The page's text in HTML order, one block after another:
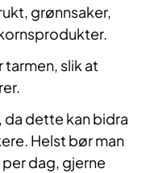
grønnsaker,
slik at
da dette kan bidra
Helst bør man
dag, gjerne